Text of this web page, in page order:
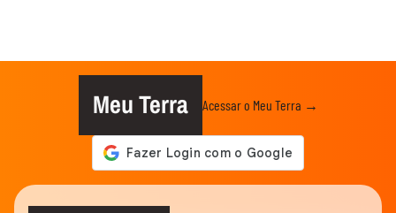
Meu Terra Acessar o Meu Terra →